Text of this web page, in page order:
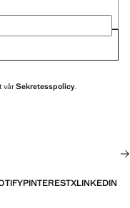
vårSekretesspolicy.
PINTERESTXLINKEDIN